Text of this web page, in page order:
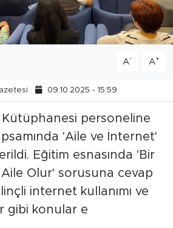
A- A+
09.10.2025 - 15:59
Kütüphanesi personeline
'Aile ve İnternet'
Eğitim esnasında 'Bir
Aile Olur' sorusuna cevap
internet kullanımı ve
gibi konular e